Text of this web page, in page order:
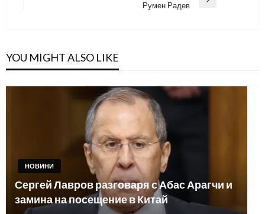
Румен Радев
YOU MIGHT ALSO LIKE
НОВИНИ
Сергей Лавров разговаря с Абас Арагчи и
замина на посещение в Китай